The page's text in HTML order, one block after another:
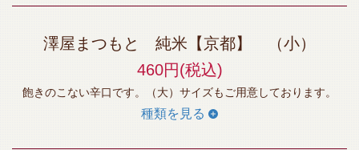
澤屋まつもと 純米【京都】 （小）
460円(税込)
飽きのこない辛口です。（大）サイズもご用意しております。
種類を見る
閉じる